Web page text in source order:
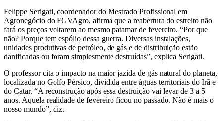
Felippe Serigati, coordenador do Mestrado Profissional em
Agronegócio do FGVAgro, afirma que a reabertura do estreito não
fará os preços voltarem ao mesmo patamar de fevereiro. “Por que
não? Porque tem espólio dessa guerra. Diversas instalações,
unidades produtivas de petróleo, de gás e de distribuição estão
danificadas ou foram simplesmente destruídas”, explica Serigati.
O professor cita o impacto na maior jazida de gás natural do planeta,
localizada no Golfo Pérsico, dividida entre águas territoriais do Irã e
do Catar. “A reconstrução após essa destruição vai levar de 3 a 5
anos. Aquela realidade de fevereiro ficou no passado. Não é mais o
nosso mundo”, diz.